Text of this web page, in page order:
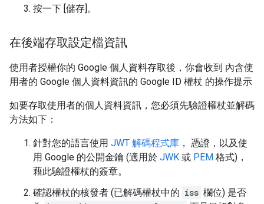
按一下 [儲存] 。
在後端存取設定檔資訊
使用者授權你的 Google 個人資料存取後，你會收到 內含使
用者的 Google 個人資料資訊的 Google ID 權杖 的操作提示
如要存取使用者的個人資料資訊，您必須先驗證權杖並解碼
方法如下：
針對您的語言使用 JWT 解碼程式庫 ， 憑證，以及使
用 Google 的公開金鑰 (適用於 JWK 或 PEM 格式)，
藉此驗證權杖的簽章。
確認權杖的核發者 (已解碼權杖中的 iss 欄位) 是否